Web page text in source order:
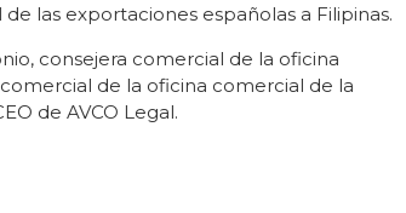
las exportaciones españolas a Filipinas.
consejera comercial de la oficina
de la oficina comercial de la
de AVCO Legal.